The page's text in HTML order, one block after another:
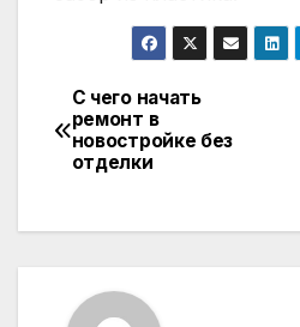
Навигация
по
С чего начать
ремонт в
новостройке без
отделки